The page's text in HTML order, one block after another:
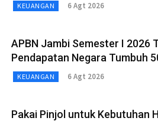
KEUANGAN 6 Agt 2026
APBN Jambi Semester I 2026
Pendapatan Negara Tumbuh
KEUANGAN 6 Agt 2026
Pakai Pinjol untuk Kebutuhan